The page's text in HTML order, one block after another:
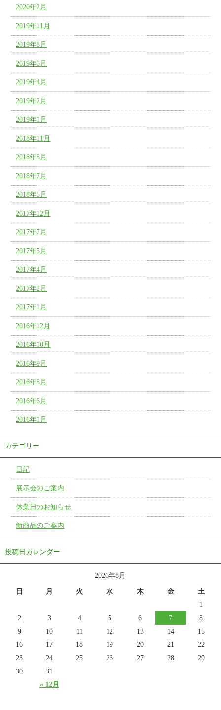
2020年2月
2019年11月
2019年8月
2019年6月
2019年4月
2019年2月
2019年1月
2018年11月
2018年8月
2018年7月
2018年5月
2017年12月
2017年7月
2017年5月
2017年4月
2017年2月
2017年1月
2016年12月
2016年10月
2016年9月
2016年8月
2016年6月
2016年1月
カテゴリー
日記
展示会のご案内
休業日のお知らせ
新商品のご案内
投稿日カレンダー
2026年8月
日 月 火 水 木 金 土
« 12月
1
2
3 4 5 6 7
8
9
10 11 12 13 14
15
16
17 18 19 20 21
22
23
24 25 26 27 28
29
30
31